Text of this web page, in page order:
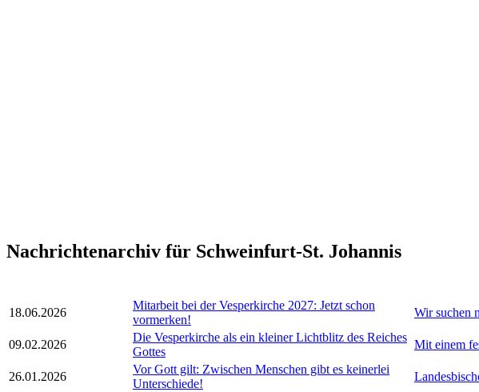
Nachrichtenarchiv für Schweinfurt-St. Johannis
18.06.2026
Mitarbeit bei der Vesperkirche 2027: Jetzt schon
vormerken!
Wir suchen
09.02.2026
Die Vesperkirche als ein kleiner Lichtblitz des Reiches
Gottes
Mit einem
26.01.2026
Vor Gott gilt: Zwischen Menschen gibt es keinerlei
Unterschiede!